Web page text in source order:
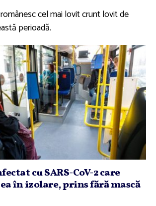
cel mai lovit crunt lovit de
perioadă.
cu SARS-CoV-2 care
în izolare, prins fără mască